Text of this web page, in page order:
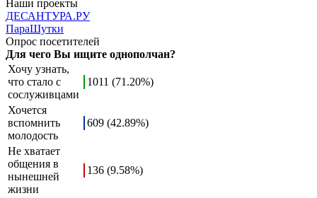
Наши проекты
ДЕСАНТУРА.РУ
ПараШутки
Опрос посетителей
Для чего Вы ищите однополчан?
Хочу узнать,
что стало с
сослуживцами
1011 (71.20%)
Хочется
вспомнить
молодость
609 (42.89%)
Не хватает
общения в
нынешней
жизни
136 (9.58%)